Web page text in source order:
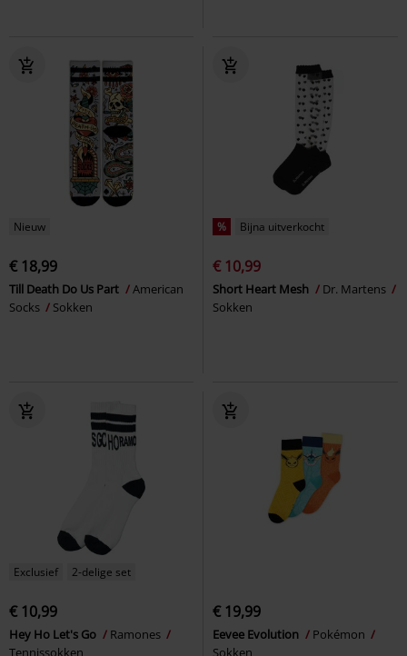
Nieuw
€ 18,99
Till Death Do Us Part
American
Socks
Sokken
% Bijna uitverkocht
€ 10,99
Short Heart Mesh
Dr. Martens
Sokken
Exclusief 2-delige set
€ 10,99
Hey Ho Let's Go
Ramones
Tennissokken
€ 19,99
Eevee Evolution
Pokémon
Sokken